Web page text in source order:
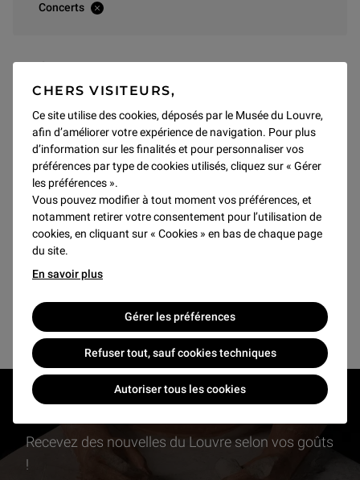
CHERS VISITEURS,
Ce site utilise des cookies, déposés par le Musée du Louvre,
afin d’améliorer votre expérience de navigation. Pour plus
d’information sur les finalités et pour personnaliser vos
préférences par type de cookies utilisés, cliquez sur « Gérer
les préférences ».
Vous pouvez modifier à tout moment vos préférences, et
notamment retirer votre consentement pour l’utilisation de
cookies, en cliquant sur « Cookies » en bas de chaque page
du site.
En savoir plus
Gérer les préférences
Refuser tout, sauf cookies techniques
Autoriser tous les cookies
Concerts
AOÛT 2026
Pas de résultats pour ce mois
SEPTEMBRE 2026
Pas de résultats pour ce mois
RESTONS EN CONTACT
Recevez des nouvelles du Louvre selon vos goûts
!